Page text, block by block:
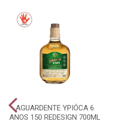
AGUARDENTE YPIÓCA 6
ANOS 150 REDESIGN 700ML